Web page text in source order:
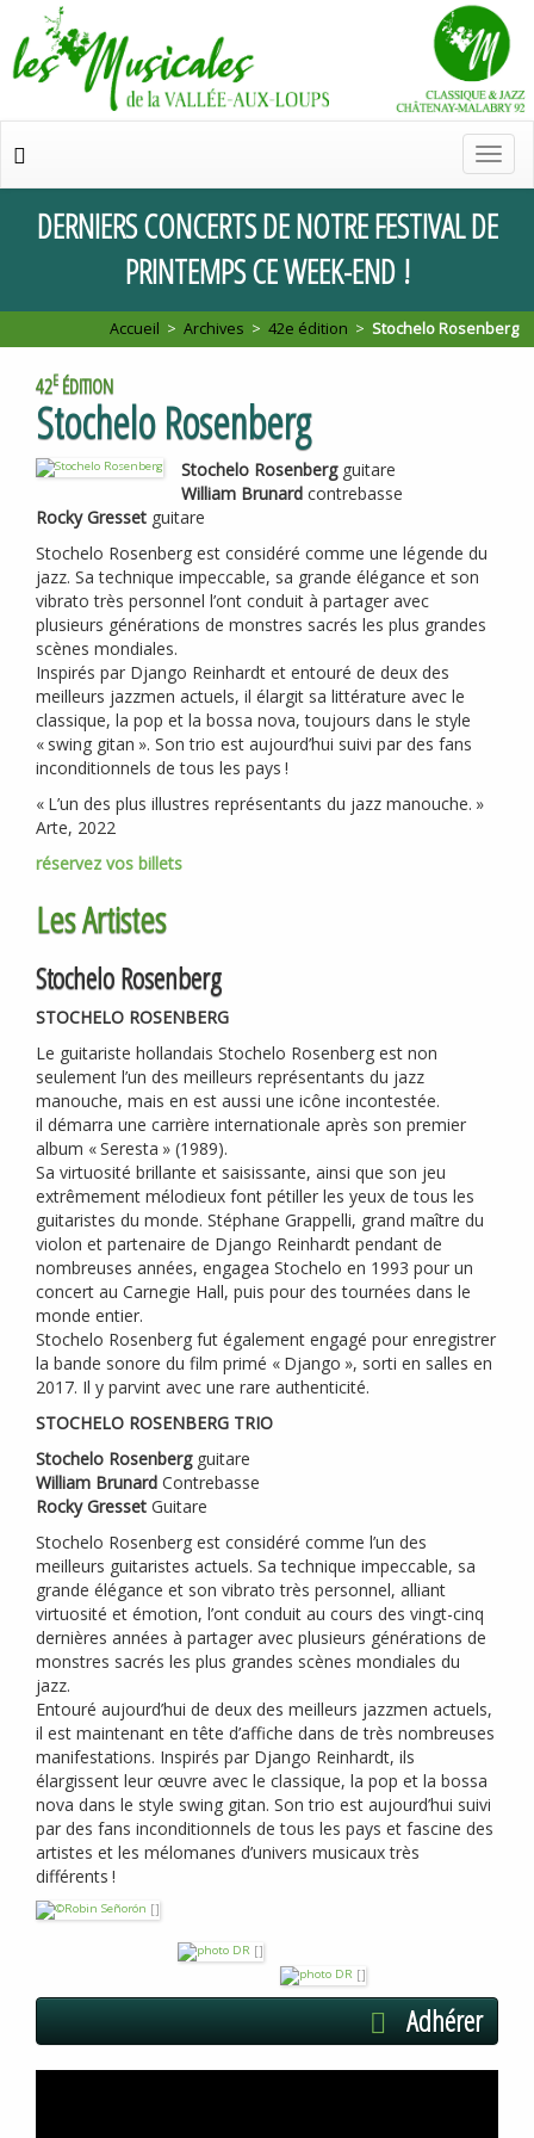
de
DERNIERSCONCERTSDENOTREFESTIVALDE
PRINTEMPSCEWEEK-END !
Accueil >Archives >42e édition >Stochelo Rosenberg
42E ÉDITION
Stochelo Rosenberg
Stochelo Rosenbergguitare
William Brunardcontrebasse
Rocky Gresset guitare
Stochelo Rosenberg est considéré comme une légende du
jazz. Sa technique impeccable, sa grande élégance et son
vibrato très personnel l’ont conduit à partager avec
plusieurs générations de monstres sacrés les plus grandes
scènes mondiales.
Inspirés par Django Reinhardt et entouré de deux des
meilleurs jazzmen actuels, il élargit sa littérature avec le
classique, la pop et la bossa nova, toujours dans le style
« swing gitan ». Son trio est aujourd’hui suivi par des fans
inconditionnels de tous les pays !
« L’un des plus illustres représentants du jazz manouche. »
Arte, 2022
réservez vos billets
Les Artistes
Stochelo Rosenberg
STOCHELO ROSENBERG
Le guitariste hollandais Stochelo Rosenberg est non
seulement l’un des meilleurs représentants du jazz
manouche, mais en est aussi une icône incontestée.
il démarra une carrière internationale après son premier
album «Seresta » (1989).
Sa virtuosité brillante et saisissante, ainsi que son jeu
extrêmement mélodieux font pétiller les yeux de tous les
guitaristes du monde. Stéphane Grappelli, grand maître du
violon et partenaire de Django Reinhardt pendant de
nombreuses années, engagea Stochelo en 1993 pour un
concert au Carnegie Hall, puis pour des tournées dans le
monde entier.
Stochelo Rosenberg fut également engagé pour enregistrer
la bande sonore du film primé « Django », sorti en salles en
2017. Il y parvint avec une rare authenticité.
STOCHELO ROSENBERG TRIO
Stochelo Rosenbergguitare
William Brunard Contrebasse
Rocky Gresset Guitare
Stochelo Rosenberg est considéré comme l’un des
meilleurs guitaristes actuels. Sa technique impeccable, sa
grande élégance et son vibrato très personnel, alliant
virtuosité et émotion, l’ont conduit au cours des vingt-cinq
dernières années à partager avec plusieurs générations de
monstres sacrés les plus grandes scènes mondiales du
jazz.
Entouré aujourd’hui de deux des meilleurs jazzmen actuels,
il est maintenant en tête d’affiche dans de très nombreuses
manifestations. Inspirés par Django Reinhardt, ils
élargissent leur œuvre avec le classique, la pop et la bossa
nova dans le style swing gitan. Son trio est aujourd’hui suivi
par des fans inconditionnels de tous les pays et fascine des
artistes et les mélomanes d’univers musicaux très
différents !
Adhérer